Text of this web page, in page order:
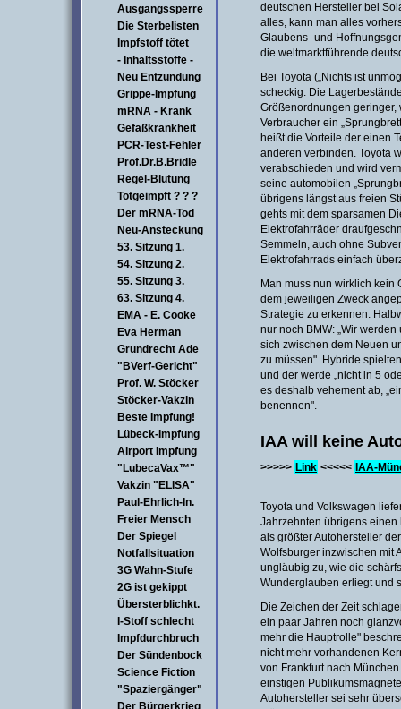
Ausgangssperre
Die Sterbelisten
Impfstoff tötet
- Inhaltsstoffe -
Neu Entzündung
Grippe-Impfung
mRNA - Krank
Gefäßkrankheit
PCR-Test-Fehler
Prof.Dr.B.Bridle
Regel-Blutung
Totgeimpft ? ? ?
Der mRNA-Tod
Neu-Ansteckung
53. Sitzung 1.
54. Sitzung 2.
55. Sitzung 3.
63. Sitzung 4.
EMA - E. Cooke
Eva Herman
Grundrecht Ade
"BVerf-Gericht"
Prof. W. Stöcker
Stöcker-Vakzin
Beste Impfung!
Lübeck-Impfung
Airport Impfung
"LubecaVax™"
Vakzin "ELISA"
Paul-Ehrlich-In.
Freier Mensch
Der Spiegel
Notfallsituation
3G Wahn-Stufe
2G ist gekippt
Übersterblichkt.
I-Stoff schlecht
Impfdurchbruch
Der Sündenbock
Science Fiction
"Spaziergänger"
Der Bürgerkrieg
deutschen Hersteller bei
alles, kann man alles
Glaubens- und
die weltmarktführende
Bei Toyota („Nichts ist
scheckig: Die
Größenordnungen geringer,
Verbraucher ein
heißt die Vorteile der einen
anderen verbinden. Toyota
verabschieden und wird
seine automobilen
übrigens längst aus freien
gehts mit dem sparsamen
Elektrofahrräder
Semmeln, auch ohne
Elektrofahrrads einfach
Man muss nun wirklich kein
dem jeweiligen Zweck
Strategie zu erkennen.
nur noch BMW: „Wir
sich zwischen dem Neuen
zu müssen". Hybride
und der werde „nicht in 5
es deshalb vehement ab,
benennen".
IAA will keine
>>>>> Link <<<<< IAA-
Toyota und Volkswagen
Jahrzehnten übrigens einen
als größter Autohersteller
Wolfsburger inzwischen mit
ungläubig zu, wie die
Wunderglauben erliegt und
Die Zeichen der Zeit
ein paar Jahren noch
mehr die Hauptrolle"
nicht mehr vorhandenen
von Frankfurt nach
einstigen
Autohersteller sei sehr